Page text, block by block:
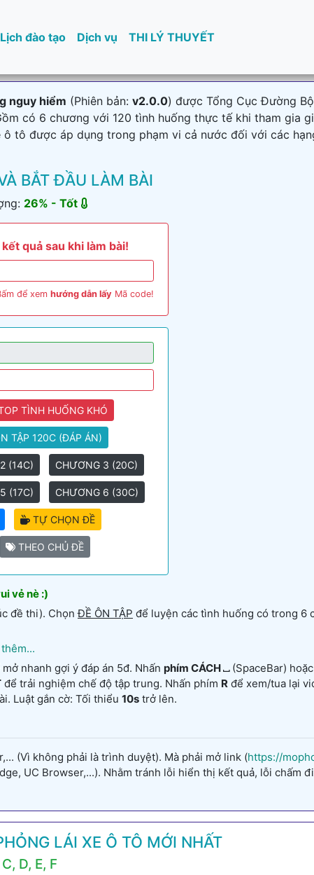
Lịch đào tạo Dịch vụ THI LÝ THUYẾT
nguy hiểm (Phiên bản: v2.0.0) được Tổng Cục Đường
có 6 chương với 120 tình huống thực tế khi tham gia
tô được áp dụng trong phạm vi cả nước đối với các
BẮT ĐẦU LÀM BÀI
26% - Tốt
quả sau khi làm bài!
để xem hướng dẫn lấy Mã code!
TÌNH HUỐNG KHÓ
TẬP 120C (ĐÁP ÁN)
(14C) CHƯƠNG 3 (20C)
(17C) CHƯƠNG 6 (30C)
TỰ CHỌN ĐỀ
THEO CHỦ ĐỀ
vẻ nè :)
đề thi). ChọnĐỀ ÔN TẬP để luyện các tình huống có trong 6
mở nhanh gợi ý đáp án 5đ. Nhấn phím CÁCH ⎵(SpaceBar) hoặc
để trải nghiệm chế độ tập trung. Nhấn phím R để xem/tua lại
Luật gắn cờ: Tối thiểu 10s trở lên.
(Vì không phải là trình duyệt). Mà phải mở link (https://
UC Browser,...). Nhằm tránh lỗi hiển thị kết quả, lỗi chấm
LÁI XE Ô TÔ MỚI NHẤT
D, E, F